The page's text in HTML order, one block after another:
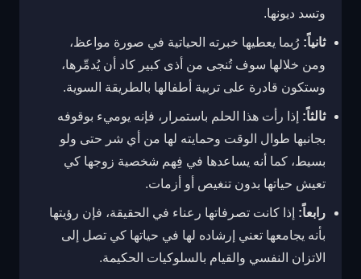
وتسد ديونها.
ثانياً: رُبما يعطيها خبرته الحياتية في صورة مواعظ،
ومن خلالها سوف تُنجى من أذى كبير كاد أن يُدمِّرها،
وستكون قادرة على تربية أطفالها بالطريقة السوية.
ثالثاً: إذا رأت هذا الحلم باستمرار، فإنه يوميء بوقوفه
بجانبها طوال الوقت وحمايته لها من أي شر حتى ولو
بسيط، كما أنه يساعدها في فِهم شخصية زوجها كي
تعيش حياتها بدون تنغيص أو أزمات.
رابعاً: إذا كانت تصرفاتها رعناء في الحقيقة، فإن رؤيتها
بأنه يجامعها تعني إرشاده لها في حياتها كي تصل إلى
الاتزان النفسي والقيام بالسلوكيات الحكيمة.